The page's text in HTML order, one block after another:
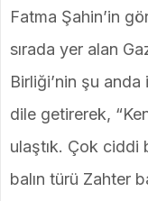
Fatma Şahin’in
sırada yer alan
Birliği’nin şu anda
dile getirerek,
ulaştık. Çok ciddi
balın türü Zahter